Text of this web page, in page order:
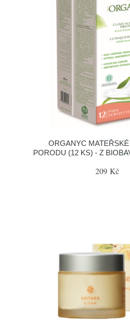
ORGANYC
PORODU (12 KS) - Z
209 Kč